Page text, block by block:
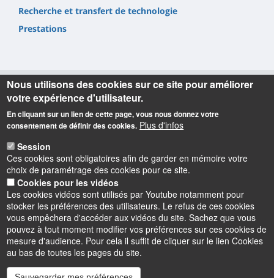
Recherche et transfert de technologie
Prestations
Informations
Accueil
Tel. : +33(0)2 48 23 80 80
Adresse postale
IUT de Bourges
63, Avenue de Lattre de Tassigny
18020 Bourges Cedex - France
Nous utilisons des cookies sur ce site pour améliorer
votre expérience d'utilisateur.
En cliquant sur un lien de cette page, vous nous donnez votre
consentement de définir des cookies. Plus d'infos
Session
Ces cookies sont obligatoires afin de garder en mémoire votre
choix de paramétrage des cookies pour ce site.
Cookies pour les vidéos
Les cookies vidéos sont utilisés par Youtube notamment pour
stocker les préférences des utilisateurs. Le refus de ces cookies
vous empêchera d'accéder aux vidéos du site. Sachez que vous
pouvez à tout moment modifier vos préférences sur ces cookies de
mesure d'audience. Pour cela il suffit de cliquer sur le lien Cookies
au bas de toutes les pages du site.